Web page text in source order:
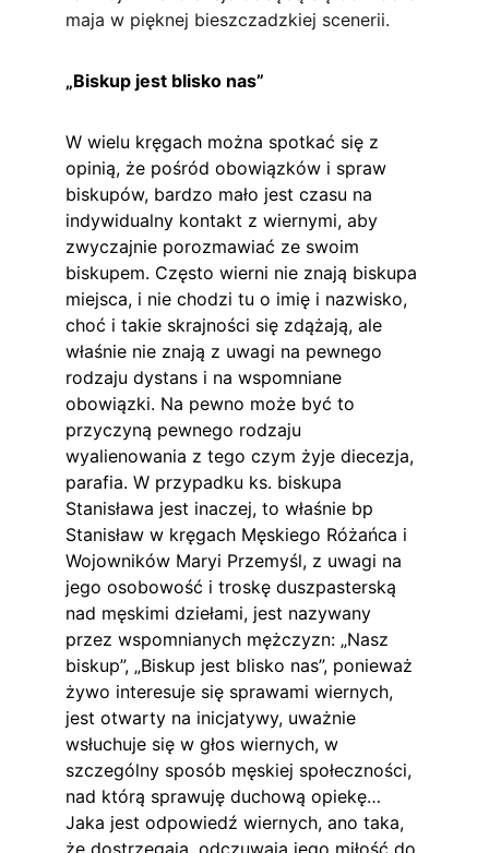
maja w pięknej bieszczadzkiej scenerii.
„Biskup jest blisko nas”
W wielu kręgach można spotkać się z
opinią, że pośród obowiązków i spraw
biskupów, bardzo mało jest czasu na
indywidualny kontakt z wiernymi, aby
zwyczajnie porozmawiać ze swoim
biskupem. Często wierni nie znają biskupa
miejsca, i nie chodzi tu o imię i nazwisko,
choć i takie skrajności się zdążają, ale
właśnie nie znają z uwagi na pewnego
rodzaju dystans i na wspomniane
obowiązki. Na pewno może być to
przyczyną pewnego rodzaju
wyalienowania z tego czym żyje diecezja,
parafia. W przypadku ks. biskupa
Stanisława jest inaczej, to właśnie bp
Stanisław w kręgach Męskiego Różańca i
Wojowników Maryi Przemyśl, z uwagi na
jego osobowość i troskę duszpasterską
nad męskimi dziełami, jest nazywany
przez wspomnianych mężczyzn: „Nasz
biskup”, „Biskup jest blisko nas”, ponieważ
żywo interesuje się sprawami wiernych,
jest otwarty na inicjatywy, uważnie
wsłuchuje się w głos wiernych, w
szczególny sposób męskiej społeczności,
nad którą sprawuję duchową opiekę…
Jaka jest odpowiedź wiernych, ano taka,
że dostrzegają, odczuwają jego miłość do